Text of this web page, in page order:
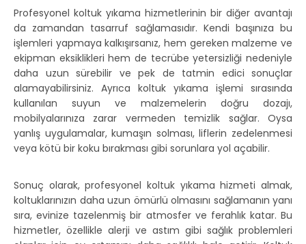
Profesyonel koltuk yıkama hizmetlerinin bir diğer avantajı
da zamandan tasarruf sağlamasıdır. Kendi başınıza bu
işlemleri yapmaya kalkışırsanız, hem gereken malzeme ve
ekipman eksiklikleri hem de tecrübe yetersizliği nedeniyle
daha uzun sürebilir ve pek de tatmin edici sonuçlar
alamayabilirsiniz. Ayrıca koltuk yıkama işlemi sırasında
kullanılan suyun ve malzemelerin doğru dozajı,
mobilyalarınıza zarar vermeden temizlik sağlar. Oysa
yanlış uygulamalar, kumaşın solması, liflerin zedelenmesi
veya kötü bir koku bırakması gibi sorunlara yol açabilir.
Sonuç olarak, profesyonel koltuk yıkama hizmeti almak,
koltuklarınızın daha uzun ömürlü olmasını sağlamanın yanı
sıra, evinize tazelenmiş bir atmosfer ve ferahlık katar. Bu
hizmetler, özellikle alerji ve astım gibi sağlık problemleri